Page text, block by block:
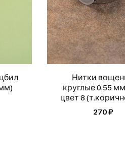
Нитки
круглые 0,55
цвет 8
270 ₽